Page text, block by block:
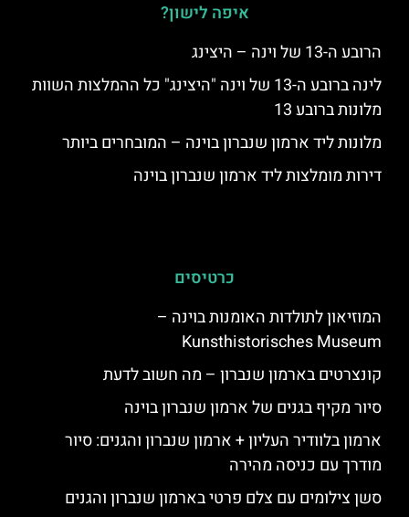
איפה לישון?
הרובע ה-13 של וינה – היצינג
לינה ברובע ה-13 של וינה "היצינג" כל ההמלצות השוות
מלונות ברובע 13
מלונות ליד ארמון שנברון בוינה – המובחרים ביותר
דירות מומלצות ליד ארמון שנברון בוינה
כרטיסים
המוזיאון לתולדות האומנות בוינה –
Kunsthistorisches Museum
קונצרטים בארמון שנברון – מה חשוב לדעת
סיור מקיף בגנים של ארמון שנברון בוינה
ארמון בלוודיר העליון + ארמון שנברון והגנים: סיור
מודרך עם כניסה מהירה
סשן צילומים עם צלם פרטי בארמון שנברון והגנים